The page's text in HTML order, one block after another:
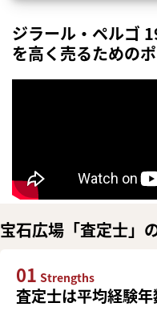
ジラール・ペルゴ
を高く売るための
宝石広場「査定士」
01 Strengths
査定士は平均経験